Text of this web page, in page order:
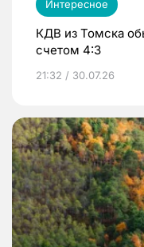
Интересное
КДВ из Томска
счетом 4:3
21:32 / 30.07.26